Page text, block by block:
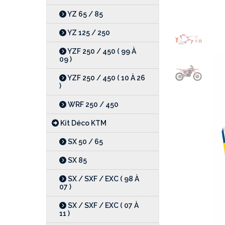
YZ 65 / 85
YZ 125 / 250
YZF 250 / 450 ( 99 À
09 )
YZF 250 / 450 ( 10 À 26
)
WRF 250 / 450
Kit Déco KTM
SX 50 / 65
SX 85
SX / SXF / EXC ( 98 À
07 )
SX / SXF / EXC ( 07 À
11 )